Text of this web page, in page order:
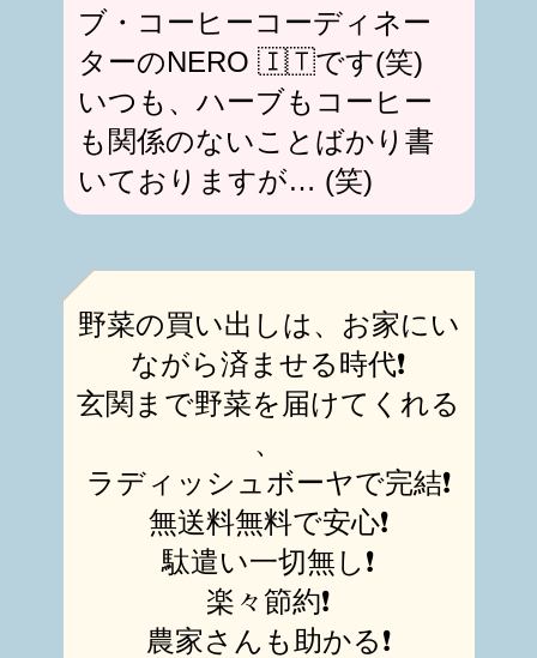
ブ・コーヒーコーディネー
ターのNERO 🇮🇹です(笑)
いつも、ハーブもコーヒー
も関係のないことばかり書
いておりますが… (笑)
野菜の買い出しは、お家にい
ながら済ませる時代❗️
玄関まで野菜を届けてくれる
、
ラディッシュボーヤで完結❗️
無送料無料で安心❗️
駄遣い一切無し❗️
楽々節約❗️
農家さんも助かる❗️